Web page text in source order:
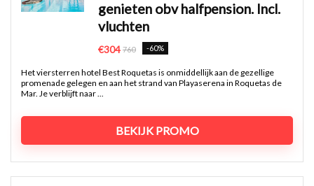
genieten obv halfpension. Incl.
vluchten
€304 760 -60%
Het viersterren hotel Best Roquetas is onmiddellijk aan de gezellige
promenade gelegen en aan het strand van Playaserena in Roquetas de
Mar. Je verblijft naar ...
BEKIJK PROMO